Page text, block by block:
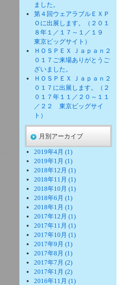
ました。
第４回ウェアラブルＥＸＰ
Ｏに出展します。（２０１
８年１／１７～１／１９
東京ビッグサイト）
ＨＯＳＰＥＸ Ｊａｐａｎ２
０１７ご来場ありがとうご
ざいました。
ＨＯＳＰＥＸ Ｊａｐａｎ２
０１７に出展します。（２
０１７年１１／２０～１１
／２２ 東京ビッグサイ
ト）
月別アーカイブ
2019年4月 (1)
2019年1月 (1)
2018年12月 (1)
2018年11月 (1)
2018年10月 (1)
2018年6月 (1)
2018年1月 (1)
2017年12月 (1)
2017年11月 (1)
2017年10月 (1)
2017年9月 (1)
2017年8月 (1)
2017年7月 (2)
2017年1月 (2)
2016年11月 (1)